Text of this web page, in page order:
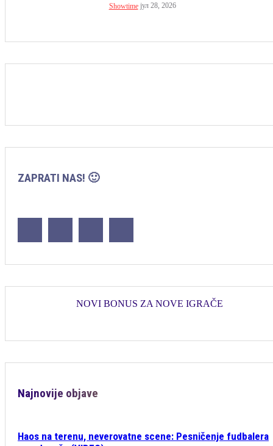
Showtime јул 28, 2026
ZAPRATI NAS! 🙂
NOVI BONUS ZA NOVE IGRAČE
Najnovije objave
Haos na terenu, neverovatne scene: Pesničenje fudbalera